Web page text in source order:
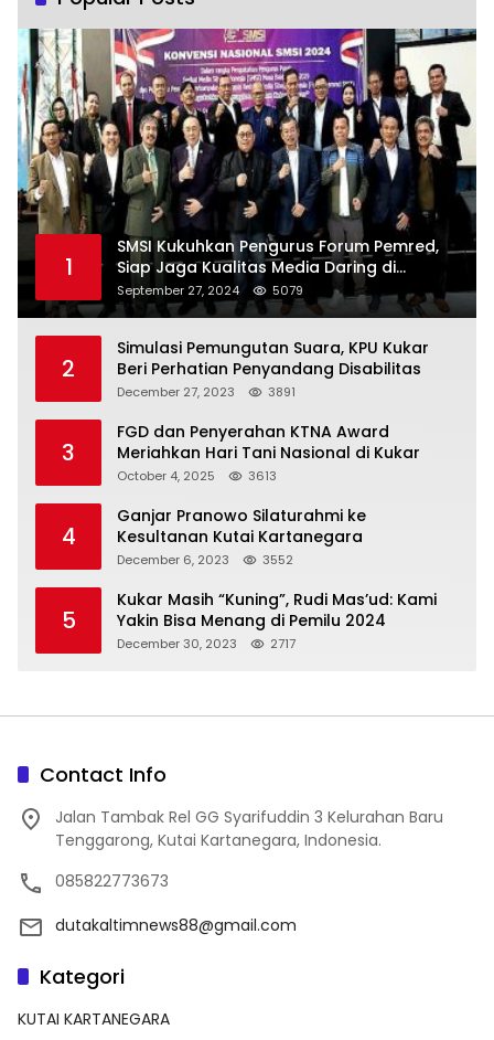
1
SMSI Kukuhkan Pengurus Forum Pemred,
Siap Jaga Kualitas Media Daring di
Indonesia
September 27, 2024 5079
2
Simulasi Pemungutan Suara, KPU Kukar
Beri Perhatian Penyandang Disabilitas
December 27, 2023 3891
3
FGD dan Penyerahan KTNA Award
Meriahkan Hari Tani Nasional di Kukar
October 4, 2025 3613
4
Ganjar Pranowo Silaturahmi ke
Kesultanan Kutai Kartanegara
December 6, 2023 3552
5
Kukar Masih “Kuning”, Rudi Mas’ud: Kami
Yakin Bisa Menang di Pemilu 2024
December 30, 2023 2717
Contact Info
Jalan Tambak Rel GG Syarifuddin 3 Kelurahan Baru
Tenggarong, Kutai Kartanegara, Indonesia.
085822773673
dutakaltimnews88@gmail.com
Kategori
KUTAI KARTANEGARA